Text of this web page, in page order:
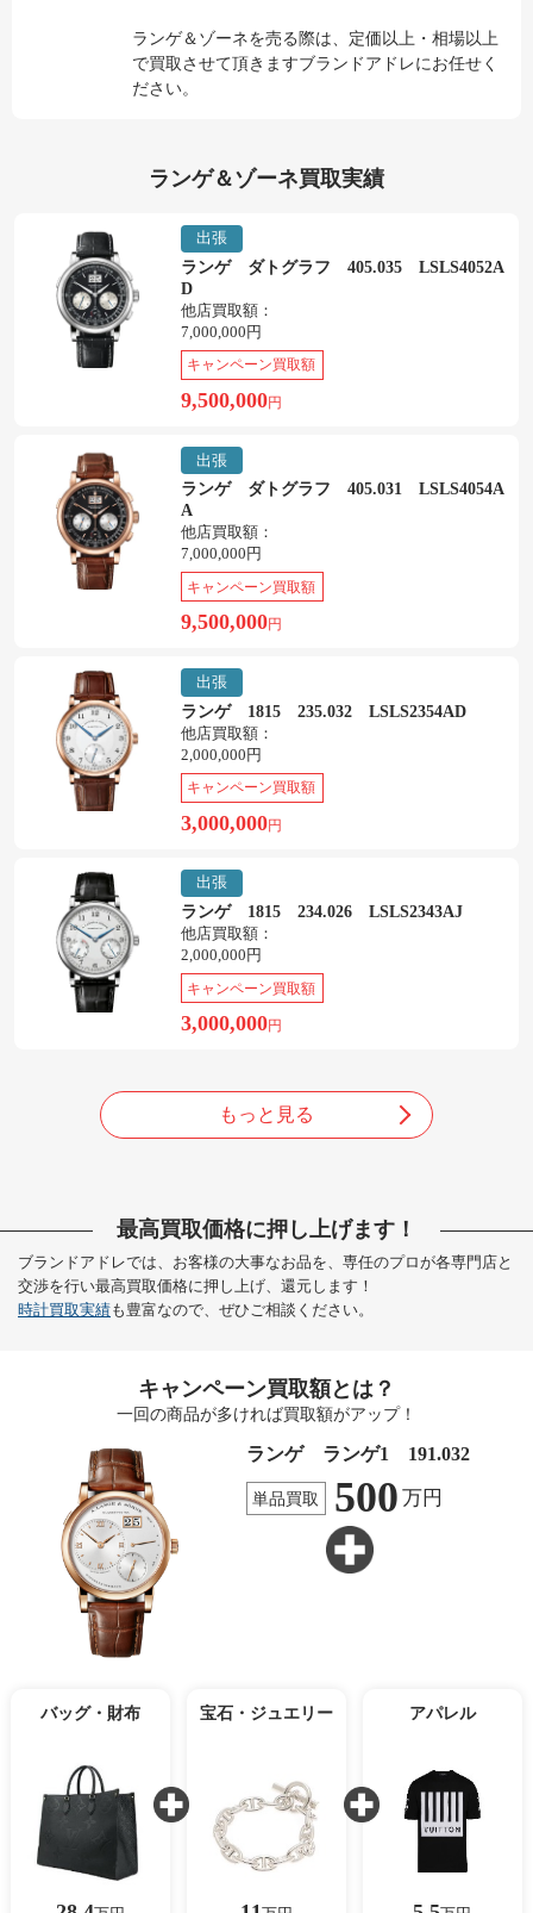
ランゲ＆ゾーネを売る際は、定価以上・相場以上
で買取させて頂きますブランドアドレにお任せく
ださい。
ランゲ＆ゾーネ買取実績
出張
ランゲ ダトグラフ 405.035 LSLS4052A
D
他店買取額：
7,000,000円
キャンペーン買取額
9,500,000円
出張
ランゲ ダトグラフ 405.031 LSLS4054A
A
他店買取額：
7,000,000円
キャンペーン買取額
9,500,000円
出張
ランゲ 1815 235.032 LSLS2354AD
他店買取額：
2,000,000円
キャンペーン買取額
3,000,000円
出張
ランゲ 1815 234.026 LSLS2343AJ
他店買取額：
2,000,000円
キャンペーン買取額
3,000,000円
もっと見る
最高買取価格に押し上げます！
ブランドアドレでは、お客様の大事なお品を、専任のプロが各専門店と
交渉を行い最高買取価格に押し上げ、還元します！
時計買取実績も豊富なので、ぜひご相談ください。
キャンペーン買取額とは？
一回の商品が多ければ買取額がアップ！
ランゲ ランゲ1 191.032
単品買取 500 万円
バッグ・財布 宝石・ジュエリー アパレル